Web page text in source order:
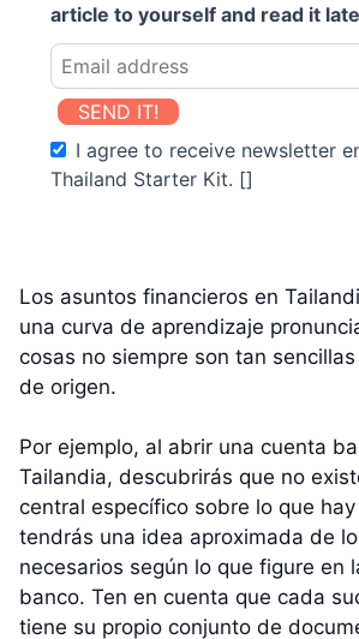
article to yourself and read it
SEND IT!
I agree to receive newsletter
Thailand Starter Kit. []
Los asuntos financieros en
una curva de aprendizaje
cosas no siempre son tan
de origen.
Por ejemplo, al abrir una cuenta
Tailandia, descubrirás que no
central específico sobre lo que
tendrás una idea aproximada de
necesarios según lo que figure en
banco. Ten en cuenta que cada
tiene su propio conjunto de